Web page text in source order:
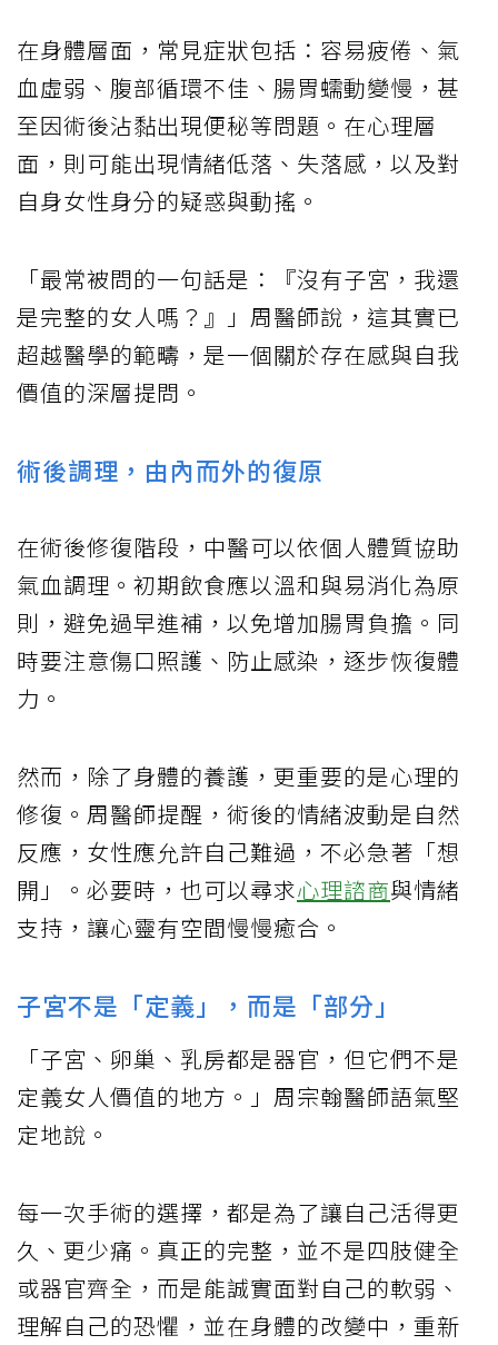
在身體層面，常見症狀包括：容易疲倦、氣
血虛弱、腹部循環不佳、腸胃蠕動變慢，甚
至因術後沾黏出現便秘等問題。在心理層
面，則可能出現情緒低落、失落感，以及對
自身女性身分的疑惑與動搖。
「最常被問的一句話是：『沒有子宮，我還
是完整的女人嗎？』」周醫師說，這其實已
超越醫學的範疇，是一個關於存在感與自我
價值的深層提問。
術後調理，由內而外的復原
在術後修復階段，中醫可以依個人體質協助
氣血調理。初期飲食應以溫和與易消化為原
則，避免過早進補，以免增加腸胃負擔。同
時要注意傷口照護、防止感染，逐步恢復體
力。
然而，除了身體的養護，更重要的是心理的
修復。周醫師提醒，術後的情緒波動是自然
反應，女性應允許自己難過，不必急著「想
開」。必要時，也可以尋求心理諮商與情緒
支持，讓心靈有空間慢慢癒合。
子宮不是「定義」，而是「部分」
「子宮、卵巢、乳房都是器官，但它們不是
定義女人價值的地方。」周宗翰醫師語氣堅
定地說。
每一次手術的選擇，都是為了讓自己活得更
久、更少痛。真正的完整，並不是四肢健全
或器官齊全，而是能誠實面對自己的軟弱、
理解自己的恐懼，並在身體的改變中，重新